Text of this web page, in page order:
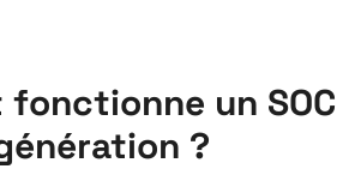
fonctionne un SOC
?